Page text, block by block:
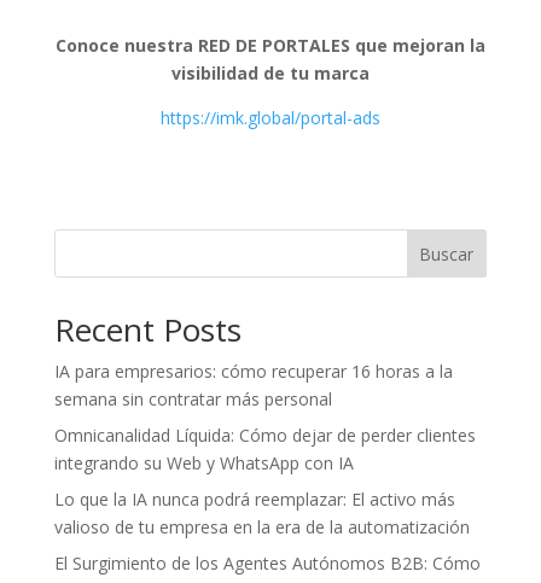
Conoce nuestra RED DE PORTALES que mejoran la
visibilidad de tu marca
https://imk.global/portal-ads
Buscar
Recent Posts
IA para empresarios: cómo recuperar 16 horas a la
semana sin contratar más personal
Omnicanalidad Líquida: Cómo dejar de perder clientes
integrando su Web y WhatsApp con IA
Lo que la IA nunca podrá reemplazar: El activo más
valioso de tu empresa en la era de la automatización
El Surgimiento de los Agentes Autónomos B2B: Cómo